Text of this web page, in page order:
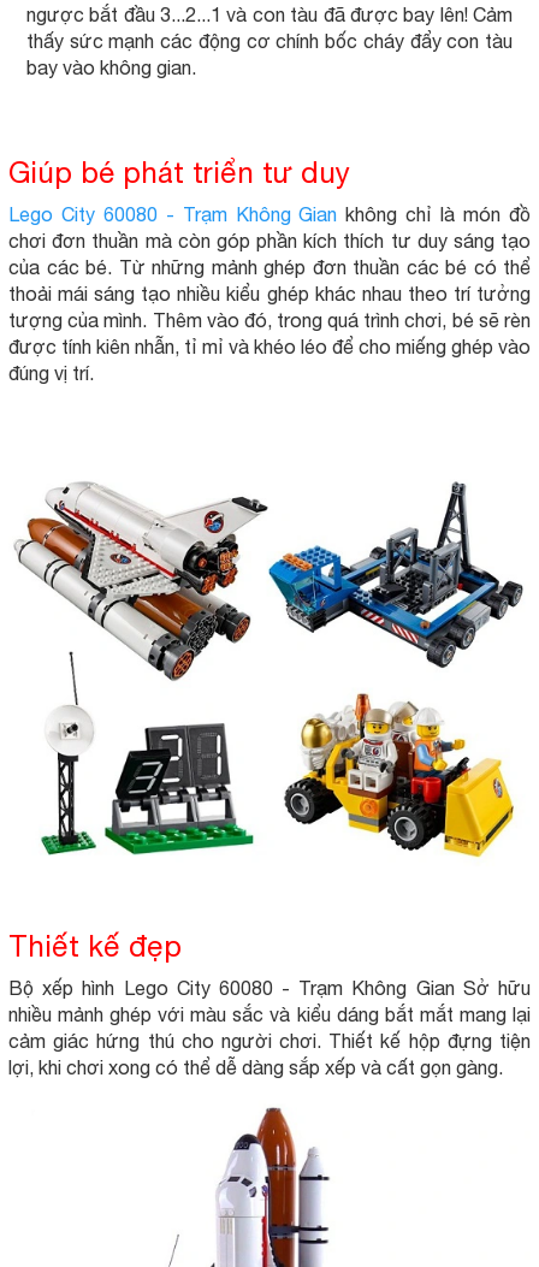
ngược bắt đầu 3...2...1 và con tàu đã được bay lên! Cảm
thấy sức mạnh các động cơ chính bốc cháy đẩy con tàu
bay vào không gian.
Giúp bé phát triển tư duy
Lego City 60080 - Trạm Không Gian không chỉ là món đồ
chơi đơn thuần mà còn góp phần kích thích tư duy sáng tạo
của các bé. Từ những mảnh ghép đơn thuần các bé có thể
thoải mái sáng tạo nhiều kiểu ghép khác nhau theo trí tưởng
tượng của mình. Thêm vào đó, trong quá trình chơi, bé sẽ rèn
được tính kiên nhẫn, tỉ mỉ và khéo léo để cho miếng ghép vào
đúng vị trí.
Thiết kế đẹp
Bộ xếp hình Lego City 60080 - Trạm Không Gian Sở hữu
nhiều mảnh ghép với màu sắc và kiểu dáng bắt mắt mang lại
cảm giác hứng thú cho người chơi. Thiết kế hộp đựng tiện
lợi, khi chơi xong có thể dễ dàng sắp xếp và cất gọn gàng.